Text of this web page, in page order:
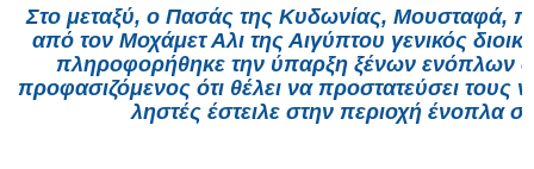
Στο μεταξύ, ο Πασάς της Κυδωνίας, Μουσταφά,
από τον Μοχάμετ Αλι της Αιγύπτου γενικός
πληροφορήθηκε την ύπαρξη ξένων ενόπλων
προφασιζόμενος ότι θέλει να προστατεύσει τους
ληστές έστειλε στην περιοχή ένοπλα